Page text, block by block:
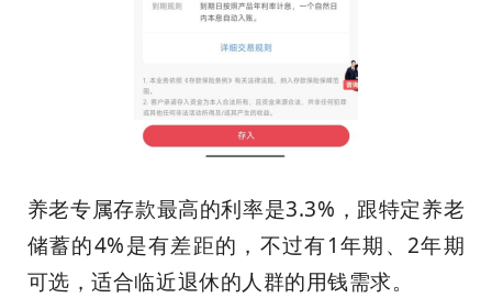
养老专属存款最高的利率是3.3%，跟特定养老
储蓄的4%是有差距的，不过有1年期、2年期
可选，适合临近退休的人群的用钱需求。